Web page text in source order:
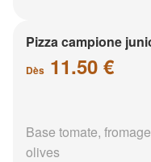
Pizza campione
Dès 11.50 €
Base tomate,
olives